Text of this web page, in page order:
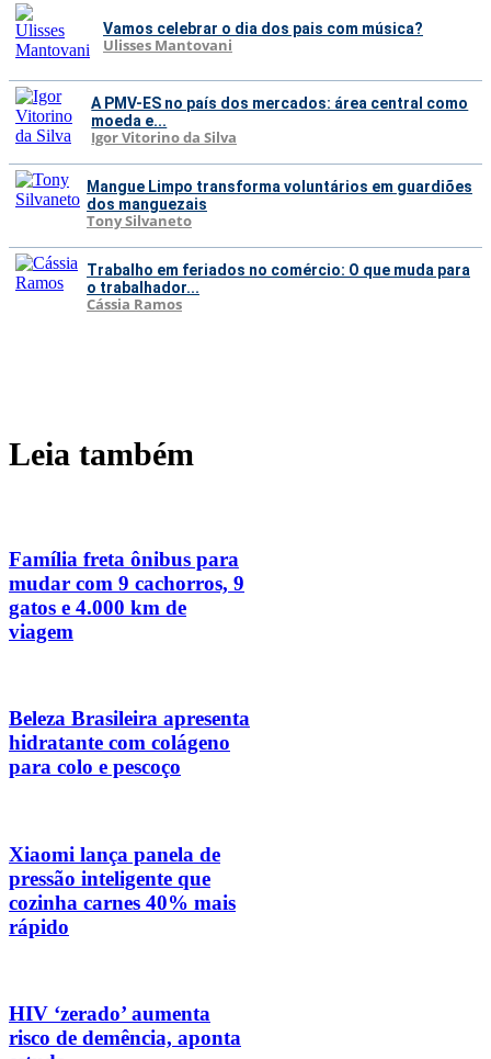
Vamos celebrar o dia dos pais com música?
Ulisses Mantovani
A PMV-ES no país dos mercados: área central como
moeda e...
Igor Vitorino da Silva
Mangue Limpo transforma voluntários em guardiões
dos manguezais
Tony Silvaneto
Trabalho em feriados no comércio: O que muda para
o trabalhador...
Cássia Ramos
Leia também
Família freta ônibus para
mudar com 9 cachorros, 9
gatos e 4.000 km de
viagem
Beleza Brasileira apresenta
hidratante com colágeno
para colo e pescoço
Xiaomi lança panela de
pressão inteligente que
cozinha carnes 40% mais
rápido
HIV ‘zerado’ aumenta
risco de demência, aponta